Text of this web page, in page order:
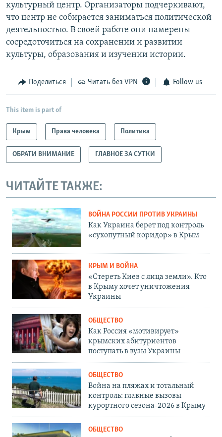
культурный центр. Организаторы подчеркивают,
что центр не собирается заниматься политической
деятельностью. В своей работе они намерены
сосредоточиться на сохранении и развитии
культуры, образования и изучении истории.
Поделиться Читать без VPN Follow us
This item is part of
Крым Права человека Политика
ОБРАТИ ВНИМАНИЕ ГЛАВНОЕ ЗА СУТКИ
ЧИТАЙТЕ ТАКЖЕ:
ВОЙНА РОССИИ ПРОТИВ УКРАИНЫ
Как Украина берет под контроль
«сухопутный коридор» в Крым
КРЫМ И ВОЙНА
«Стереть Киев с лица земли». Кто
в Крыму хочет уничтожения
Украины
ОБЩЕСТВО
Как Россия «мотивирует»
крымских абитуриентов
поступать в вузы Украины
ОБЩЕСТВО
Война на пляжах и тотальный
контроль: главные вызовы
курортного сезона-2026 в Крыму
ОБЩЕСТВО